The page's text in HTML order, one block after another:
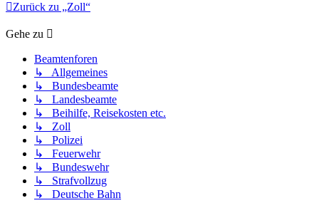
Zurück zu „Zoll“
Gehe zu
Beamtenforen
↳ Allgemeines
↳ Bundesbeamte
↳ Landesbeamte
↳ Beihilfe, Reisekosten etc.
↳ Zoll
↳ Polizei
↳ Feuerwehr
↳ Bundeswehr
↳ Strafvollzug
↳ Deutsche Bahn